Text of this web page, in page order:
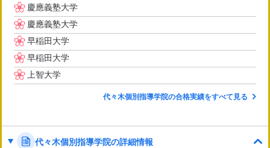
慶應義塾大学
慶應義塾大学
早稲田大学
早稲田大学
上智大学
代々木個別指導学院の合格実績をすべて見る
代々木個別指導学院の詳細情報